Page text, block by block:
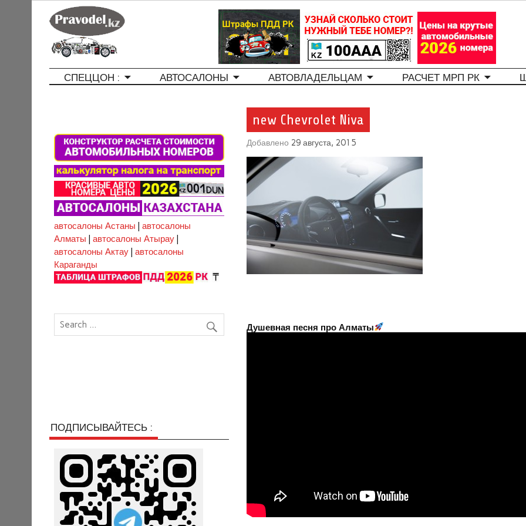
СПЕЦЦОН : АВТОСАЛОНЫ АВТОВЛАДЕЛЬЦАМ РАСЧЕТ МРП РК
new Chevrolet Niva
Добавлено 29 августа, 2015
Душевная песня про Алматы
автосалоны Астаны
автосалоны
Алматы
автосалоны Атырау|
автосалоны Актау| автосалоны
Караганды
ПОДПИСЫВАЙТЕСЬ :